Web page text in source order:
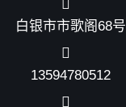
白银市市歌阁68号
13594780512